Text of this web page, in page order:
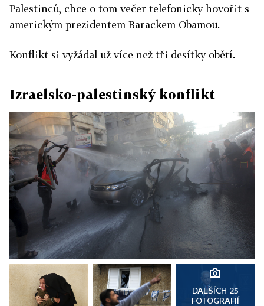
Palestinců, chce o tom večer telefonicky hovořit s
americkým prezidentem Barackem Obamou.
Konflikt si vyžádal už více než tři desítky obětí.
Izraelsko-palestinský konflikt
DALŠÍCH 25
FOTOGRAFIÍ